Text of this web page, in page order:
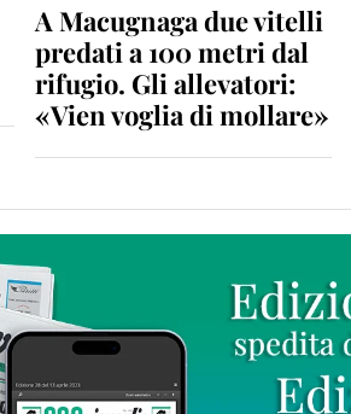
A Macugnaga due vitelli
predati a 100 metri dal
rifugio. Gli allevatori:
«Vien voglia di mollare»